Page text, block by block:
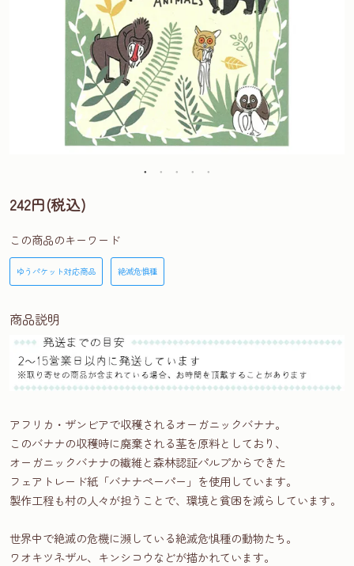
242円(税込)
この商品のキーワード
ゆうパケット対応商品 絶滅危惧種
商品説明
アフリカ・ザンビアで収穫されるオーガニックバナナ。
このバナナの収穫時に廃棄される茎を原料としており、
オーガニックバナナの繊維と森林認証パルプからできた
フェアトレード紙「バナナペーパー」を使用しています。
製作工程も村の人々が担うことで、環境と貧困を減らしています。
世界中で絶滅の危機に瀕している絶滅危惧種の動物たち。
ワオキツネザル、キンシコウなどが描かれています。